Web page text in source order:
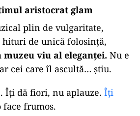
aristocrat glam
plin de vulgaritate,
de unică folosință,
muzeu viu al eleganței. Nu e
cei care îl ascultă… știu.
Îți dă fiori, nu aplauze. Îți
face frumos.